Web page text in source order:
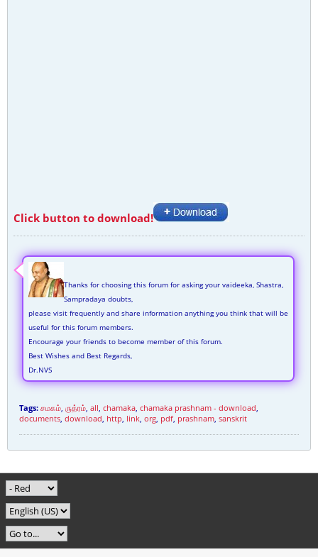
Click button to download!
Thanks for choosing this forum for asking your vaideeka, Shastra,
Sampradaya doubts,
please visit frequently and share information anything you think that will be
useful for this forum members.
Encourage your friends to become member of this forum.
Best Wishes and Best Regards,
Dr.NVS
Tags: சமகம், ருத்ரம், all, chamaka, chamaka prashnam - download,
documents, download, http, link, org, pdf, prashnam, sanskrit